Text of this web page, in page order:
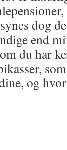
dog
end
du har
og